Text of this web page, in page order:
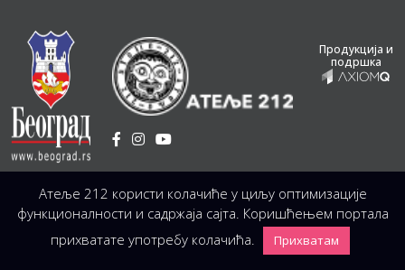
Установа Културе / Светогорска 21, 11103 Београд, Србија
Централа (управа, организација, администрација, рачуноводство, техника)
+381 11 3246 146;
+381 11 3246 147 |office@atelje212.rs
Продукција и
подршка
Сва Права Задржана © 2026 Позориште Атеља 212
Атеље 212 користи колачиће у циљу оптимизације
функционалности и садржаја сајта. Коришћењем портала
прихватате употребу колачића.
Прихватам